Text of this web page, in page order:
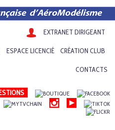
EXTRANET DIRIGEANT
ESPACE LICENCIÉ CRÉATION CLUB
CONTACTS